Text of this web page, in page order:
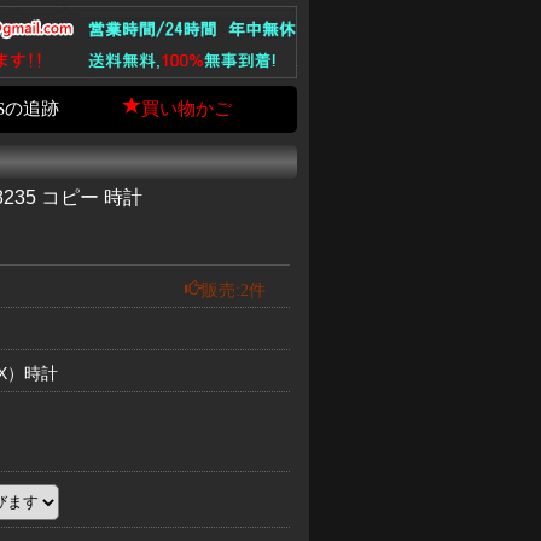
の追跡 買い物かご
コピー 時計
販売:2件
）時計